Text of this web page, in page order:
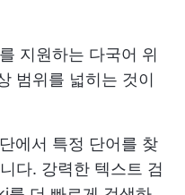
지원하는 다국어 위
범위를 넓히는 것이
에서 특정 단어를 찾
다. 강력한 텍스트 검